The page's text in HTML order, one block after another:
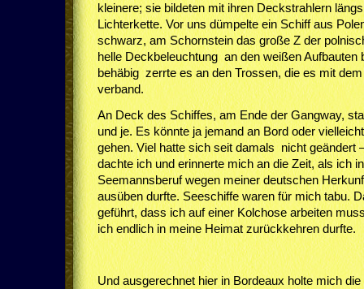
kleinere; sie bildeten mit ihren Deckstrahlern
Lichterkette. Vor uns dümpelte ein Schiff aus
schwarz, am Schornstein das große Z der
helle Deckbeleuchtung an den weißen Aufbauten
behäbig zerrte es an den Trossen, die es mit
verband.
An Deck des Schiffes, am Ende der Gangway,
und je. Es könnte ja jemand an Bord oder
gehen. Viel hatte sich seit damals nicht geändert
dachte ich und erinnerte mich an die Zeit, als ich
Seemannsberuf wegen meiner deutschen
ausüben durfte. Seeschiffe waren für mich tabu.
geführt, dass ich auf einer Kolchose arbeiten
ich endlich in meine Heimat zurückkehren durfte.
Und ausgerechnet hier in Bordeaux holte mich